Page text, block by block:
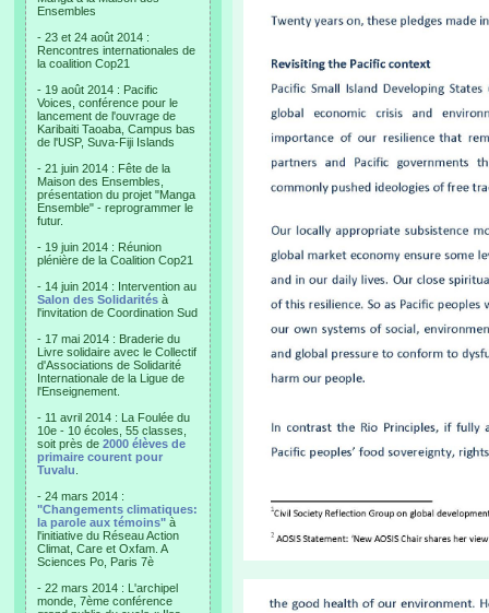
Ensembles
- 23 et 24 août 2014 :
Rencontres internationales de
la coalition Cop21
- 19 août 2014 : Pacific
Voices, conférence pour le
lancement de l'ouvrage de
Karibaiti Taoaba, Campus bas
de l'USP, Suva-Fiji Islands
- 21 juin 2014 : Fête de la
Maison des Ensembles,
présentation du projet "Manga
Ensemble" - reprogrammer le
futur.
- 19 juin 2014 : Réunion
plénière de la Coalition Cop21
- 14 juin 2014 : Intervention au
Salon des Solidarités à
l'invitation de Coordination Sud
- 17 mai 2014 : Braderie du
Livre solidaire avec le Collectif
d'Associations de Solidarité
Internationale de la Ligue de
l'Enseignement.
- 11 avril 2014 : La Foulée du
10e - 10 écoles, 55 classes,
soit près de 2000 élèves de
primaire courent pour
Tuvalu
- 24 mars 2014 :
"Changements climatiques:
la parole aux témoins" à
l'initiative du Réseau Action
Climat, Care et Oxfam. A
Sciences Po, Paris 7è
- 22 mars 2014 : L'archipel
monde, 7ème conférence